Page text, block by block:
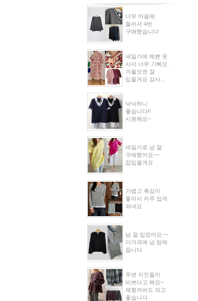
너무 마음에
들어서 4번
구매했습니다
세일가에 예쁜 옷
사서 너무 기뻐요.
겨울오면 잘
입을게요 감사...
낙낙하니
좋습니다!!
시원해요~
세일가로 넘 잘
구매했어요~~
잡입을게요
가볍고 촉감이
좋아서 자주 입게
되네요
넘 잘 입었어요~~
이가격에 넘 맘에
듭니다
주변 지인들이
비쁘다고 해요~
체형커버도 되고
좋습니다